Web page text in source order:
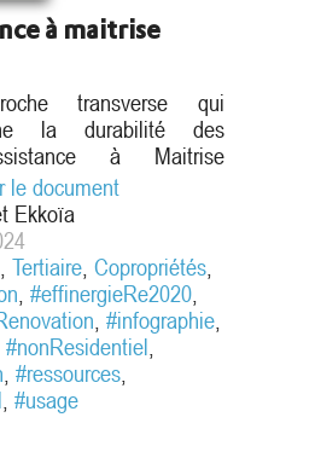
à maitrise
transverse qui
la durabilité des
à Maitrise
en complémentarité
techniques et des
du projet
MOA et MOE. Cette
centrée usagers,
sciences humaines, de
du design, de
collective, pour soutenir
transverse qui
la durabilité des
le document
Ekkoïa
, Tertiaire, Copropriétés,
, #effinergieRe2020,
, #infographie,
#nonResidentiel,
, #ressources,
, #usage